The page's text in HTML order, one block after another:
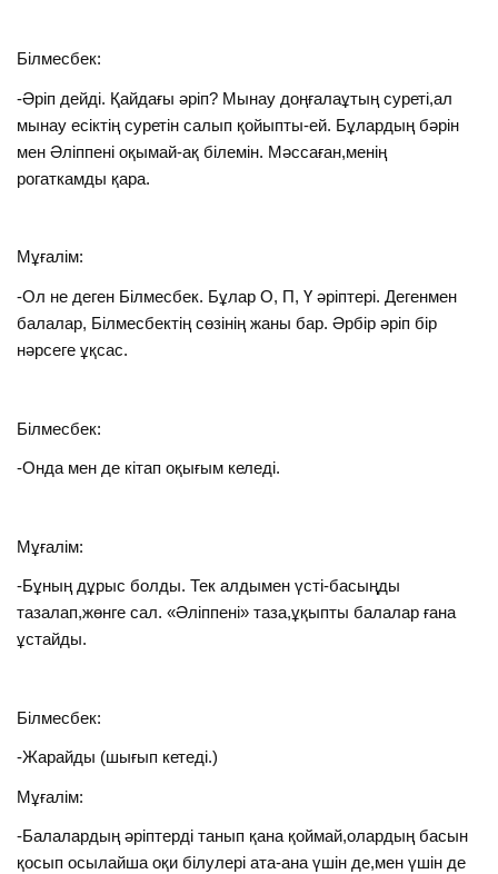
Білмесбек:
-Әріп дейді. Қайдағы әріп? Мынау доңғалаұтың суреті,ал
мынау есіктің суретін салып қойыпты-ей. Бұлардың бәрін
мен Әліппені оқымай-ақ білемін. Мәссаған,менің
рогаткамды қара.
Мұғалім:
-Ол не деген Білмесбек. Бұлар О, П, Ү әріптері. Дегенмен
балалар, Білмесбектің сөзінің жаны бар. Әрбір әріп бір
нәрсеге ұқсас.
Білмесбек:
-Онда мен де кітап оқығым келеді.
Мұғалім:
-Бұның дұрыс болды. Тек алдымен үсті-басыңды
тазалап,жөнге сал. «Әліппені» таза,ұқыпты балалар ғана
ұстайды.
Білмесбек:
-Жарайды (шығып кетеді.)
Мұғалім:
-Балалардың әріптерді танып қана қоймай,олардың басын
қосып осылайша оқи білулері ата-ана үшін де,мен үшін де